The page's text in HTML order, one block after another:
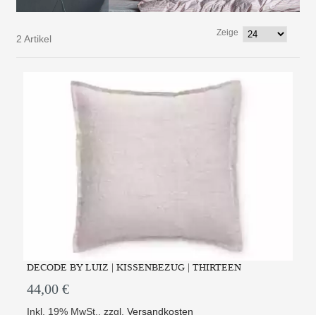
2 Artikel
Zeige
DECODE BY LUIZ | KISSENBEZUG | THIRTEEN
44,00 €
Inkl. 19% MwSt. ,zzgl.Versandkosten